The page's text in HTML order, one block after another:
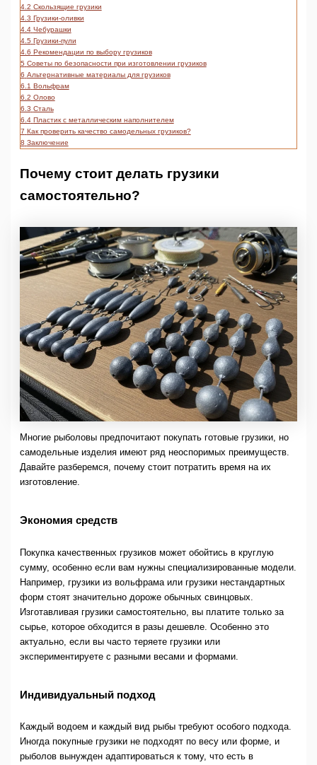
4.2 Скользящие грузики
4.3 Грузики-оливки
4.4 Чебурашки
4.5 Грузики-пули
4.6 Рекомендации по выбору грузиков
5 Советы по безопасности при изготовлении грузиков
6 Альтернативные материалы для грузиков
6.1 Вольфрам
6.2 Олово
6.3 Сталь
6.4 Пластик с металлическим наполнителем
7 Как проверить качество самодельных грузиков?
8 Заключение
Почему стоит делать грузики
самостоятельно?
Многие рыболовы предпочитают покупать готовые грузики, но
самодельные изделия имеют ряд неоспоримых преимуществ.
Давайте разберемся, почему стоит потратить время на их
изготовление.
Экономия средств
Покупка качественных грузиков может обойтись в круглую
сумму, особенно если вам нужны специализированные модели.
Например, грузики из вольфрама или грузики нестандартных
форм стоят значительно дороже обычных свинцовых.
Изготавливая грузики самостоятельно, вы платите только за
сырье, которое обходится в разы дешевле. Особенно это
актуально, если вы часто теряете грузики или
экспериментируете с разными весами и формами.
Индивидуальный подход
Каждый водоем и каждый вид рыбы требуют особого подхода.
Иногда покупные грузики не подходят по весу или форме, и
рыболов вынужден адаптироваться к тому, что есть в